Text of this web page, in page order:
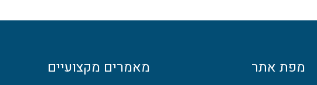
מפת אתר מאמרים מקצועיים